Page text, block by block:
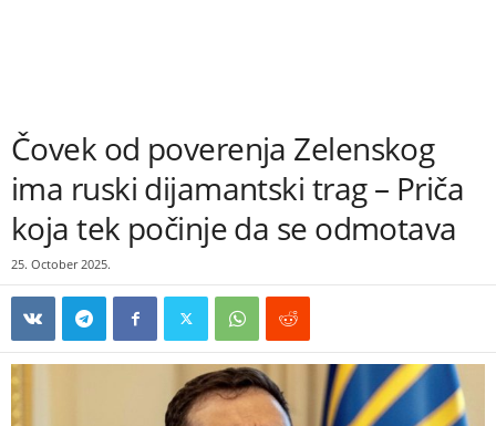
Čovek od poverenja Zelenskog
ima ruski dijamantski trag – Priča
koja tek počinje da se odmotava
25. October 2025.